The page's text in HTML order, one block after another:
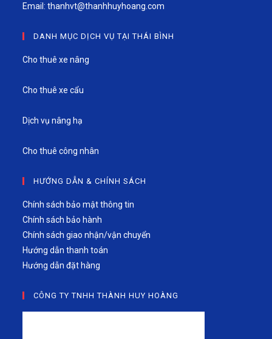
Email:thanhvt@thanhhuyhoang.com
DANH MỤC DỊCH VỤ TẠI THÁI BÌNH
Cho thuê xe nâng
Cho thuê xe cẩu
Dịch vụ nâng hạ
Cho thuê công nhân
HƯỚNG DẪN & CHÍNH SÁCH
Chính sách bảo mật thông tin
Chính sách bảo hành
Chính sách giao nhận/vận chuyển
Hướng dẫn thanh toán
Hướng dẫn đặt hàng
CÔNG TY TNHH THÀNH HUY HOÀNG